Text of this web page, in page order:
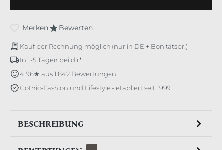
Merken Bewerten
Kauf per Rechnung möglich (nur in DE + Bonitätspr.)
In 1-5 Tagen bei dir*
4,96★ aus 1.842 Bewertungen
Gothic-Fashion und Lifestyle - etabliert seit 1999
BESCHREIBUNG